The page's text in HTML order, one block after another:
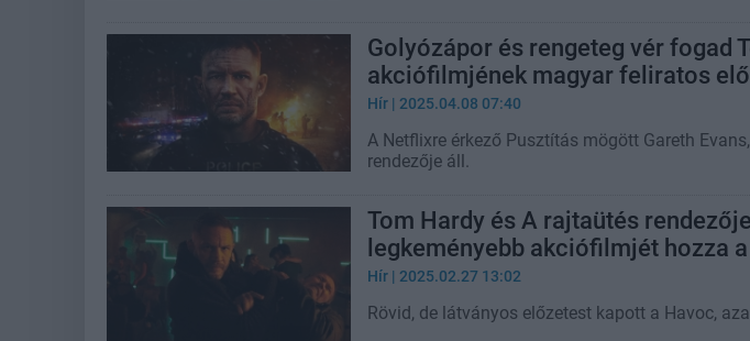
Golyózápor és rengeteg vér fogad
akciófilmjének magyar feliratos
Hír | 2025.04.08 07:40
A Netflixre érkező Pusztítás mögött Gareth
rendezője áll.
Tom Hardy és A rajtaütés
legkeményebb akciófilmjét hozza
Hír | 2025.02.27 13:02
Rövid, de látványos előzetest kapott a Havoc,